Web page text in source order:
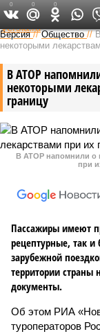
Версия //Общество //
некоторыми
В АТОР
некоторыми
границу
В АТОР напомнили о
при
Пассажиры имеют
рецептурные, так и
зарубежной
территории страны
документы.
Об этом РИА
туроператоров
0 0 0